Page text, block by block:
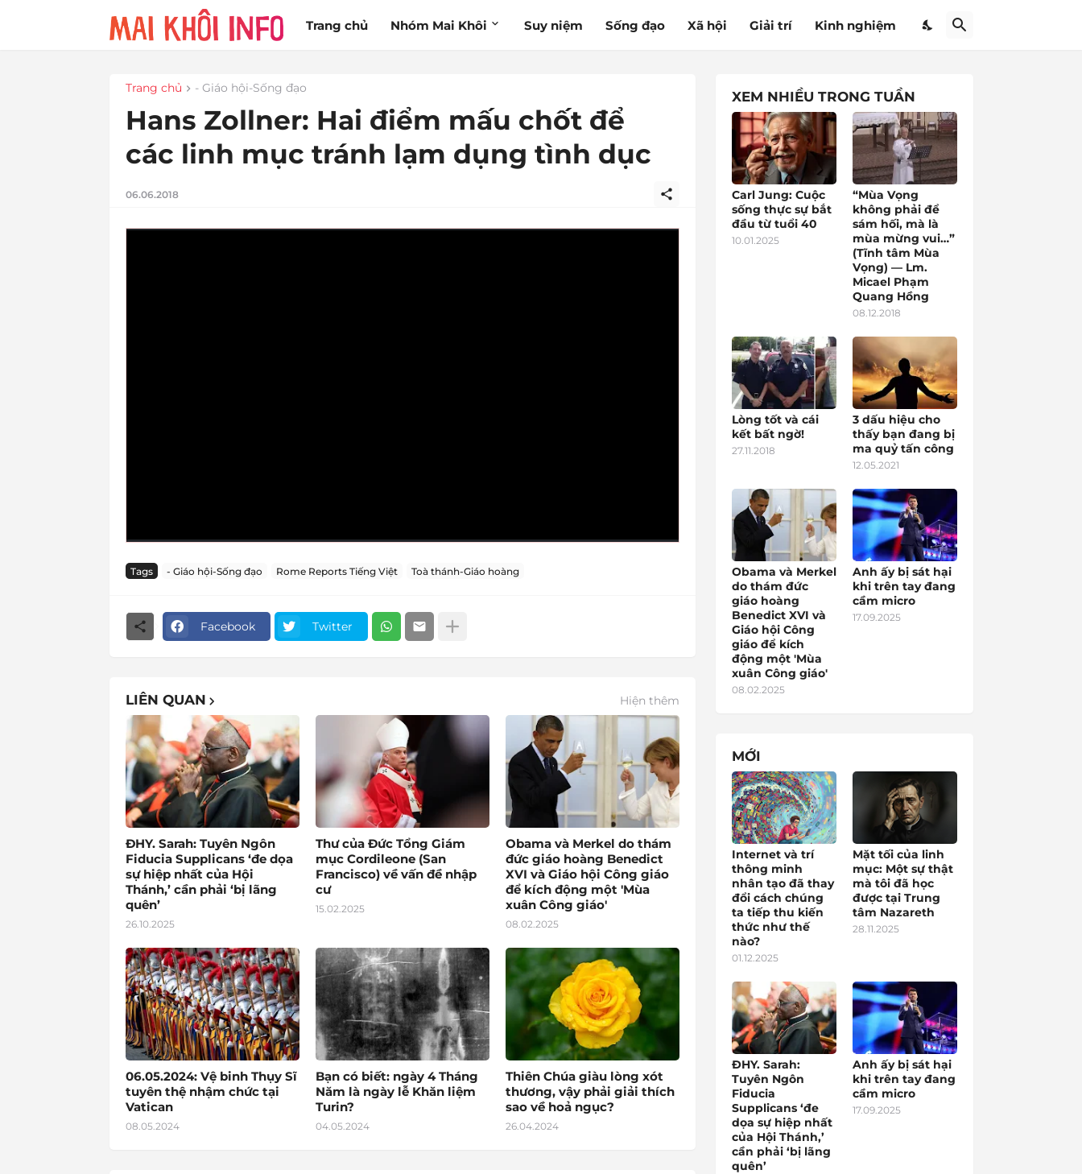
Trang chủ Nhóm Mai Khôi Suy niệm Sống đạo Xã hội Giải trí Kinh nghiệm
Trang chủ - Giáo hội-Sống đạo
Hans Zollner: Hai điểm mấu chốt để
các linh mục tránh lạm dụng tình dục
06.06.2018
Tags - Giáo hội-Sống đạo Rome Reports Tiếng Việt Toà thánh-Giáo hoàng
Facebook Twitter
LIÊN QUAN Hiện thêm
ĐHY. Sarah: Tuyên Ngôn
Fiducia Supplicans ‘đe dọa
sự hiệp nhất của Hội
Thánh,’ cần phải ‘bị lãng
quên’
26.10.2025
Thư của Đức Tổng Giám
mục Cordileone (San
Francisco) về vấn đề nhập
cư
15.02.2025
Obama và Merkel do thám
đức giáo hoàng Benedict
XVI và Giáo hội Công giáo
để kích động một 'Mùa
xuân Công giáo'
08.02.2025
06.05.2024: Vệ binh Thụy Sĩ
tuyên thệ nhậm chức tại
Vatican
08.05.2024
Bạn có biết: ngày 4 Tháng
Năm là ngày lễ Khăn liệm
Turin?
04.05.2024
Thiên Chúa giàu lòng xót
thương, vậy phải giải thích
sao về hoả ngục?
26.04.2024
XEM NHIỀU TRONG TUẦN
Carl Jung: Cuộc
sống thực sự bắt
đầu từ tuổi 40
10.01.2025
“Mùa Vọng
không phải để
sám hối, mà là
mùa mừng vui…”
(Tĩnh tâm Mùa
Vọng) — Lm.
Micael Phạm
Quang Hồng
08.12.2018
Lòng tốt và cái
kết bất ngờ!
27.11.2018
3 dấu hiệu cho
thấy bạn đang bị
ma quỷ tấn công
12.05.2021
Obama và Merkel
do thám đức
giáo hoàng
Benedict XVI và
Giáo hội Công
giáo để kích
động một 'Mùa
xuân Công giáo'
08.02.2025
Anh ấy bị sát hại
khi trên tay đang
cầm micro
17.09.2025
MỚI
Internet và trí
thông minh
nhân tạo đã thay
đổi cách chúng
ta tiếp thu kiến
thức như thế
nào?
01.12.2025
Mặt tối của linh
mục: Một sự thật
mà tôi đã học
được tại Trung
tâm Nazareth
28.11.2025
ĐHY. Sarah:
Tuyên Ngôn
Fiducia
Supplicans ‘đe
dọa sự hiệp nhất
của Hội Thánh,’
cần phải ‘bị lãng
quên’
Anh ấy bị sát hại
khi trên tay đang
cầm micro
17.09.2025